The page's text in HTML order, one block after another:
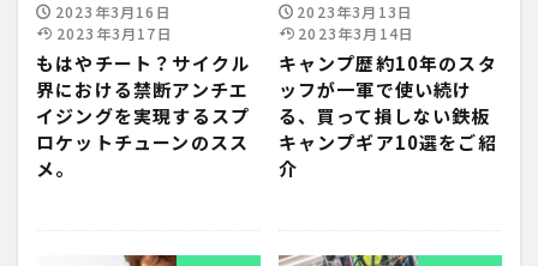
2023年3月16日
2023年3月17日
もはやチート？サイクル
界における禁断アンチエ
イジングを実現するスプ
ロケットチューンのスス
メ。
2023年3月13日
2023年3月14日
キャンプ歴約10年のスタ
ッフが一軍で使い続け
る、買って損しない鉄板
キャンプギア10選をご紹
介